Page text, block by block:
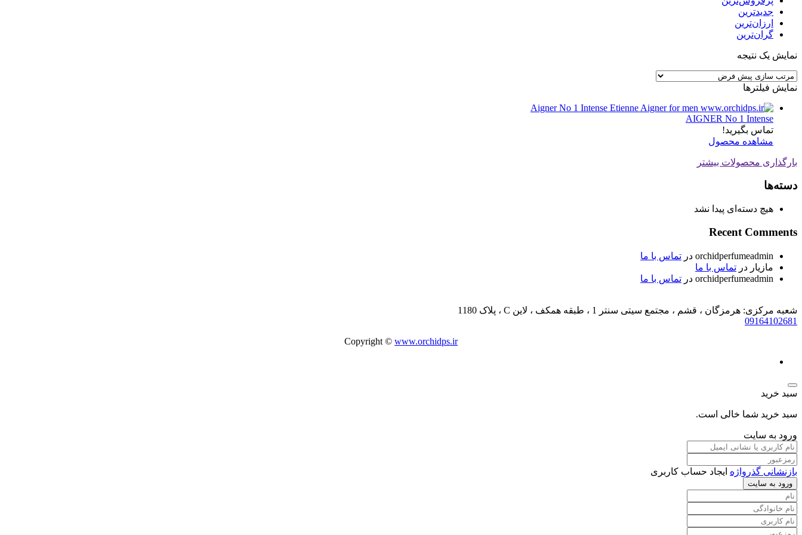
جدیدترین
ارزان‌ترین
گران‌ترین
نمایش یک نتیجه
نمایش فیلترها
AIGNER No 1 Intense
تماس بگیرید!
مشاهده محصول
بارگذاری محصولات بیشتر
دسته‌ها
هیچ دسته‌ای پیدا نشد
Recent Comments
orchidperfumeadmin در تماس با ما
مازیار در تماس با ما
orchidperfumeadmin در تماس با ما
شعبه مرکزی: هرمزگان ، قشم ، مجتمع سیتی سنتر 1 ، طبقه همکف ، لاین C ، پلاک 1180
09164102681
Copyright © www.orchidps.ir
سبد خرید
سبد خرید شما خالی است.
ورود به سایت
بازنشانی گذرواژه ایجاد حساب کاربری
ورود به سایت